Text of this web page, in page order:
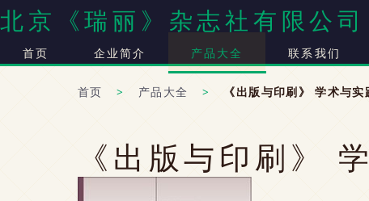
北京《瑞丽》杂志社有限公司
首页 企业简介 产品大全 联系我们
首页 > 产品大全 > 《出版与印刷》 学术与
《出版与印刷》